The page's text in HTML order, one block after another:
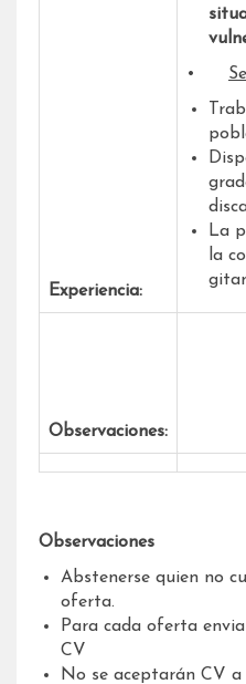
Experiencia:
•
La
la
Observaciones:
Observaciones
Abstenerse quien no
oferta.
Para cada oferta
CV
No se aceptarán CV